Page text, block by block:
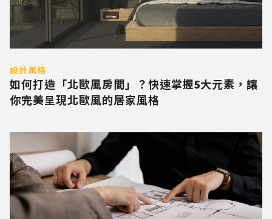
設計風格
如何打造「北歐風房間」？快速掌握5大元素，讓
你完美呈現北歐風的居家風格